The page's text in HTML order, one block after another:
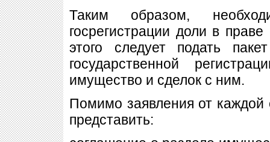
Таким образом,
госрегистрации доли в
этого следует подать
государственной
имущество и сделок с ним.
Помимо заявления от
представить: